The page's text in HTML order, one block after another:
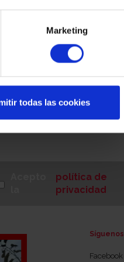
Marketing
todas las cookies
política de
privacidad
Síguenos
Facebook